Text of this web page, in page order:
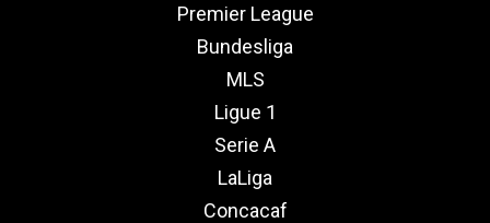
Premier League
Bundesliga
MLS
Ligue 1
Serie A
LaLiga
Concacaf